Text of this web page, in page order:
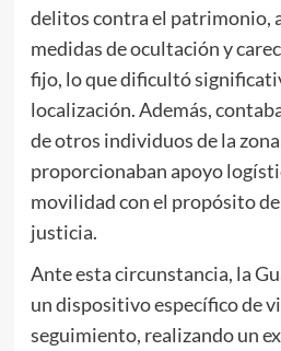
delitos contra el patrimonio,
medidas de ocultación y
fijo, lo que dificultó
localización. Además,
de otros individuos de la
proporcionaban apoyo
movilidad con el propósito
justicia.
Ante esta circunstancia, la
un dispositivo específico de
seguimiento, realizando un